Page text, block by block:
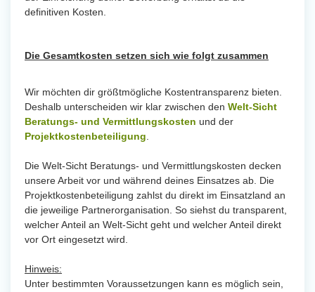
definitiven Kosten.
Die Gesamtkosten setzen sich wie folgt zusammen
Wir möchten dir größtmögliche Kostentransparenz bieten.
Deshalb unterscheiden wir klar zwischen den Welt-Sicht
Beratungs- und Vermittlungskosten und der
Projektkostenbeteiligung
Die Welt-Sicht Beratungs- und Vermittlungskosten decken
unsere Arbeit vor und während deines Einsatzes ab. Die
Projektkostenbeteiligung zahlst du direkt im Einsatzland an
die jeweilige Partnerorganisation. So siehst du transparent,
welcher Anteil an Welt-Sicht geht und welcher Anteil direkt
vor Ort eingesetzt wird.
Hinweis:
Unter bestimmten Voraussetzungen kann es möglich sein,